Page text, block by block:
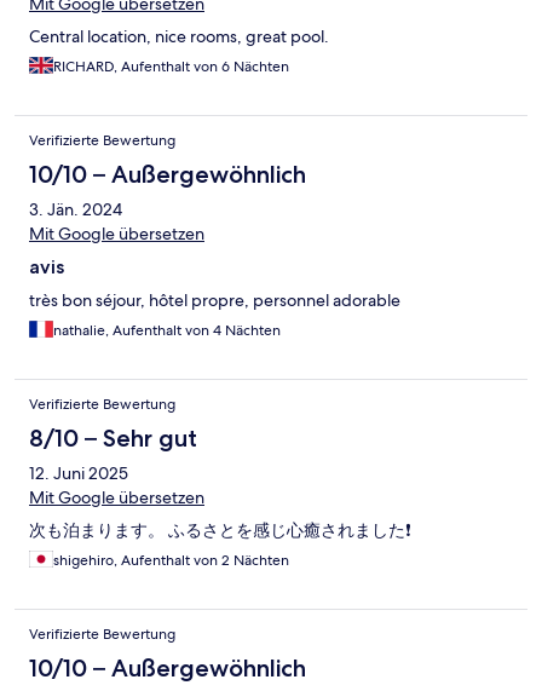
Central location, nice rooms, great pool.
RICHARD, Aufenthalt von 6 Nächten
Verifizierte Bewertung
10/10 – Außergewöhnlich
3. Jän. 2024
Mit Google übersetzen
avis
très bon séjour, hôtel propre, personnel adorable
nathalie, Aufenthalt von 4 Nächten
Verifizierte Bewertung
8/10 – Sehr gut
12. Juni 2025
Mit Google übersetzen
次も泊まります。 ふるさとを感じ心癒されました❗️
shigehiro, Aufenthalt von 2 Nächten
Verifizierte Bewertung
10/10 – Außergewöhnlich